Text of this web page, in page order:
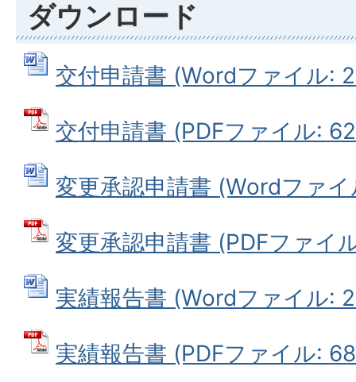
ダウンロード
交付申請書 (Wordファイル:
交付申請書 (PDFファイル:
変更承認申請書 (Wordファ
変更承認申請書 (PDFファイ
実績報告書 (Wordファイル:
実績報告書 (PDFファイル: